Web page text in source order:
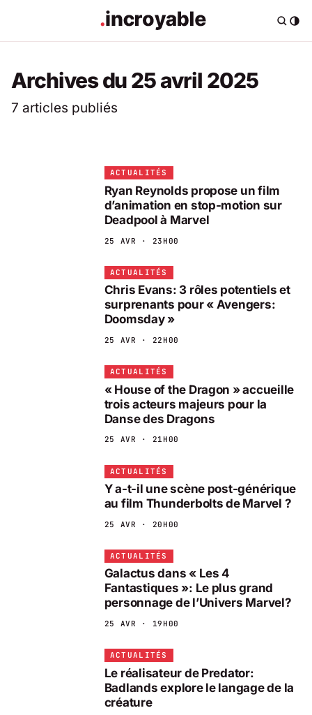
Archives du 25 avril 2025
7 articles publiés
ACTUALITÉS
Ryan Reynolds propose un film
d’animation en stop-motion sur
Deadpool à Marvel
25 AVR · 23H00
ACTUALITÉS
Chris Evans: 3 rôles potentiels et
surprenants pour « Avengers:
Doomsday »
25 AVR · 22H00
ACTUALITÉS
« House of the Dragon » accueille
trois acteurs majeurs pour la
Danse des Dragons
25 AVR · 21H00
ACTUALITÉS
Y a-t-il une scène post-générique
au film Thunderbolts de Marvel ?
25 AVR · 20H00
ACTUALITÉS
Galactus dans « Les 4
Fantastiques »: Le plus grand
personnage de l’Univers Marvel?
25 AVR · 19H00
ACTUALITÉS
Le réalisateur de Predator:
Badlands explore le langage de la
créature